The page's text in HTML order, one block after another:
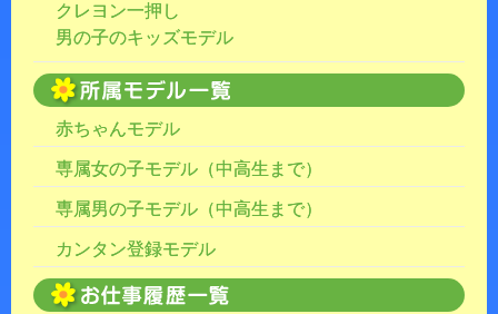
クレヨン一押し
男の子のキッズモデル
赤ちゃんモデル
専属女の子モデル（中高生まで）
専属男の子モデル（中高生まで）
カンタン登録モデル